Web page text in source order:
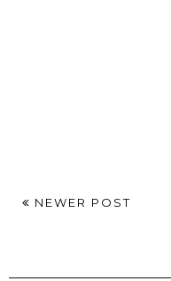
NEWER POST